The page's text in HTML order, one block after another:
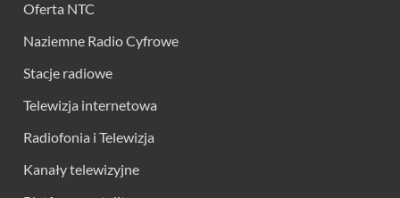
Oferta NTC
Naziemne Radio Cyfrowe
Stacje radiowe
Telewizja internetowa
Radiofonia i Telewizja
Kanały telewizyjne